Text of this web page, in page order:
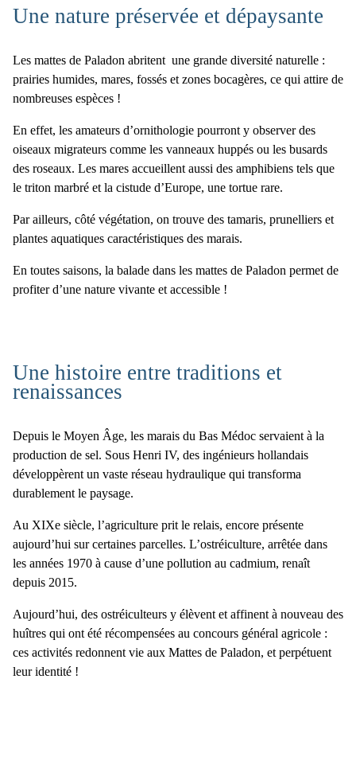
Une nature préservée et dépaysante
Les mattes de Paladon abritent une grande diversité naturelle :
prairies humides, mares, fossés et zones bocagères, ce qui attire de
nombreuses espèces !
En effet, les amateurs d’ornithologie pourront y observer des
oiseaux migrateurs comme les vanneaux huppés ou les busards
des roseaux. Les mares accueillent aussi des amphibiens tels que
le triton marbré et la cistude d’Europe, une tortue rare.
Par ailleurs, côté végétation, on trouve des tamaris, prunelliers et
plantes aquatiques caractéristiques des marais.
En toutes saisons, la balade dans les mattes de Paladon permet de
profiter d’une nature vivante et accessible !
Une histoire entre traditions et
renaissances
Depuis le Moyen Âge, les marais du Bas Médoc servaient à la
production de sel. Sous Henri IV, des ingénieurs hollandais
développèrent un vaste réseau hydraulique qui transforma
durablement le paysage.
Au XIXe siècle, l’agriculture prit le relais, encore présente
aujourd’hui sur certaines parcelles. L’ostréiculture, arrêtée dans
les années 1970 à cause d’une pollution au cadmium, renaît
depuis 2015.
Aujourd’hui, des ostréiculteurs y élèvent et affinent à nouveau des
huîtres qui ont été récompensées au concours général agricole :
ces activités redonnent vie aux Mattes de Paladon, et perpétuent
leur identité !